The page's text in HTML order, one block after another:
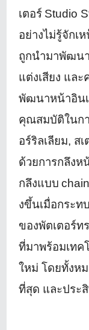
เตอร์ Studio
อย่างไม่รู้จักเ
ถูกนำมาพัฒน
แต่งเสียง แล
พัฒนาหน้าอิน
คุณสมบัติในก
อร์ริลเลียม, ส
ด้วยการกลึงห
กลึงแบบ
งขึ้นเมื่อกระท
ของพัตเตอร์ท
ที่มาพร้อมเทค
ใหม่ โดยทั้งห
ที่สุด และประ